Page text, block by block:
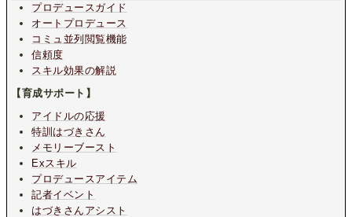
プロデュースガイド
オートプロデュース
コミュ並列閲覧機能
信頼度
スキル効果の解説
【育成サポート】
アイドルの応援
特訓はづきさん
メモリーブースト
Exスキル
プロデュースアイテム
記者イベント
はづきさんアシスト